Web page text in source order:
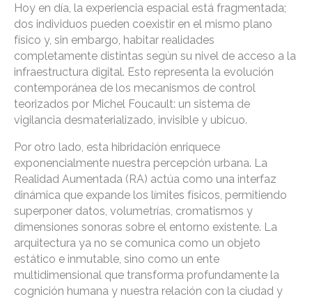
Hoy en día, la experiencia espacial está fragmentada;
dos individuos pueden coexistir en el mismo plano
físico y, sin embargo, habitar realidades
completamente distintas según su nivel de acceso a la
infraestructura digital. Esto representa la evolución
contemporánea de los mecanismos de control
teorizados por Michel Foucault: un sistema de
vigilancia desmaterializado, invisible y ubicuo.
Por otro lado, esta hibridación enriquece
exponencialmente nuestra percepción urbana. La
Realidad Aumentada (RA) actúa como una interfaz
dinámica que expande los límites físicos, permitiendo
superponer datos, volumetrías, cromatismos y
dimensiones sonoras sobre el entorno existente. La
arquitectura ya no se comunica como un objeto
estático e inmutable, sino como un ente
multidimensional que transforma profundamente la
cognición humana y nuestra relación con la ciudad y